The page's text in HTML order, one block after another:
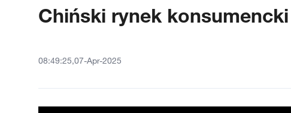
Chiński rynek
08:49:25,07-Apr-2025